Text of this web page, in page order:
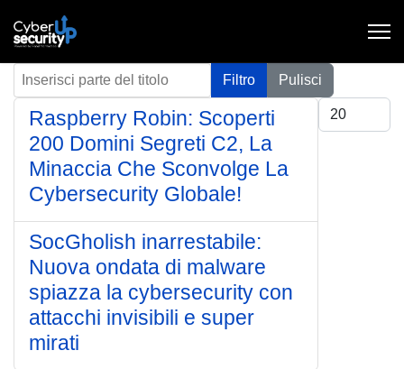
Inserisci parte del titolo Filtro
Pulisci
Visualizza #
Raspberry Robin: Scoperti
200 Domini Segreti C2, La
Minaccia Che Sconvolge La
Cybersecurity Globale!
SocGholish inarrestabile:
Nuova ondata di malware
spiazza la cybersecurity con
attacchi invisibili e super
mirati